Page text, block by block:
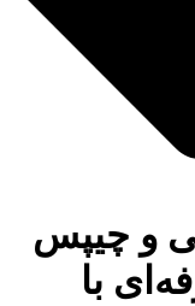
و چیپس
با